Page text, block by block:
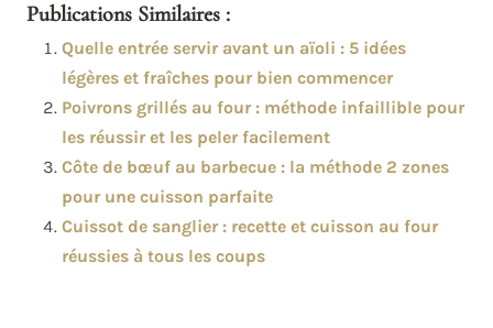
Publications Similaires :
Quelle entrée servir avant un aïoli : 5 idées
légères et fraîches pour bien commencer
Poivrons grillés au four : méthode infaillible pour
les réussir et les peler facilement
Côte de bœuf au barbecue : la méthode 2 zones
pour une cuisson parfaite
Cuissot de sanglier : recette et cuisson au four
réussies à tous les coups